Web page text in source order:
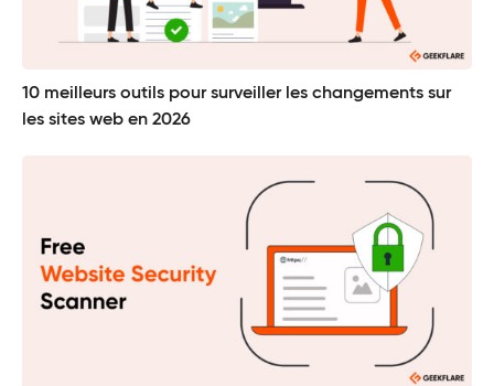
10 meilleurs outils pour surveiller les changements sur
les sites web en 2026